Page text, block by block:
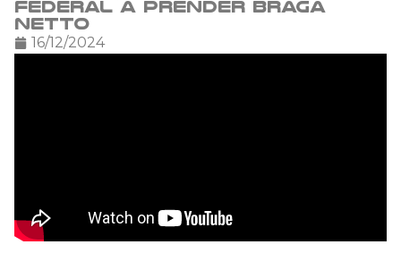
Federal a prender Braga
Netto
16/12/2024